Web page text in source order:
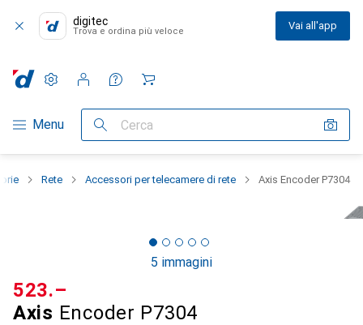
digitec
Trova e ordina più veloce Vai all'app
Categoria Navigazione
Menu Cerca
Impostazioni
Conto cliente
Liste di confronto
Liste dei desideri
Carrello
Rete Accessori per telecamere di rete Axis Encoder P7304
5 immagini
Axis Encoder P7304
CHF
523.–